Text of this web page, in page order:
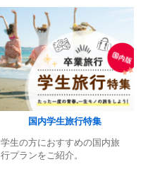
国内学生旅行特集
学生の方におすすめの国内旅
行プランをご紹介。